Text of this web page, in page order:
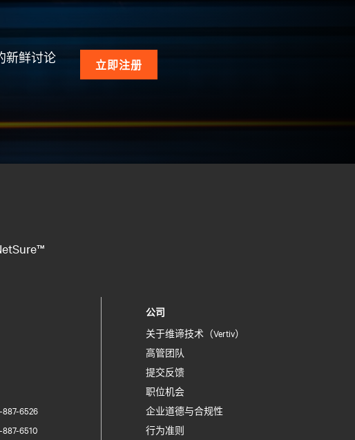
新鲜讨论
立即注册
6526
6510
公司
关于维谛技术（Vertiv）
高管团队
提交反馈
职位机会
企业道德与合规性
行为准则